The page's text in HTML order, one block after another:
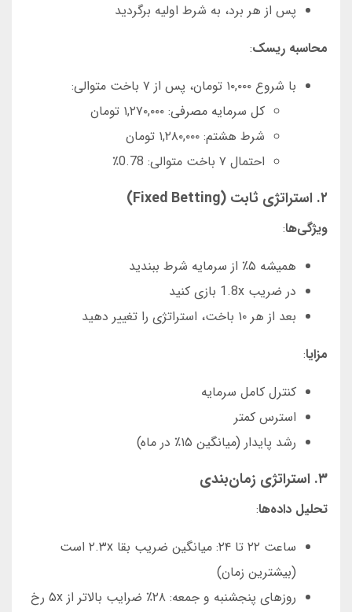
پس از هر برد، به شرط اولیه برگردید
محاسبه ریسک:
با شروع ۱۰,۰۰۰ تومان، پس از ۷ باخت متوالی:
کل سرمایه مصرفی: ۱,۲۷۰,۰۰۰ تومان
شرط هشتم: ۱,۲۸۰,۰۰۰ تومان
احتمال ۷ باخت متوالی: 0.78٪
۲. استراتژی ثابت (Fixed Betting)
ویژگی‌ها:
همیشه ۵٪ از سرمایه شرط ببندید
در ضریب 1.8x بازی کنید
بعد از هر ۱۰ باخت، استراتژی را تغییر دهید
مزایا:
کنترل کامل سرمایه
استرس کمتر
رشد پایدار (میانگین ۱۵٪ در ماه)
۳. استراتژی زمان‌بندی
تحلیل داده‌ها:
ساعت ۲۲ تا ۲۴: میانگین ضریب بقا ۲.۳x است
(بیشترین زمان)
روزهای پنجشنبه و جمعه: ۲۸٪ ضرایب بالاتر از ۵x رخ